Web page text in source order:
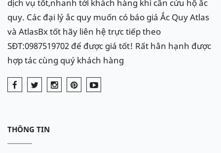
dịch vụ tốt,nhanh tới khách hàng khi cần cứu hộ ắc
quy. Các đại lý ắc quy muốn có báo giá Ắc Quy Atlas
và AtlasBx tốt hãy liên hệ trực tiếp theo
SĐT:0987519702 để được giá tốt! Rất hân hạnh được
hợp tác cùng quý khách hàng
THÔNG TIN